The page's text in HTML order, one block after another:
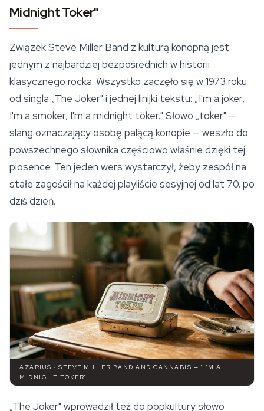
Midnight Toker"
Związek Steve Miller Band z kulturą konopną jest
jednym z najbardziej bezpośrednich w historii
klasycznego rocka. Wszystko zaczęło się w 1973 roku
od singla „The Joker" i jednej linijki tekstu: „I'm a joker,
I'm a smoker, I'm a midnight toker." Słowo „toker" —
slang oznaczający osobę palącą konopie — weszło do
powszechnego słownika częściowo właśnie dzięki tej
piosence. Ten jeden wers wystarczył, żeby zespół na
stałe zagościł na każdej playliście sesyjnej od lat 70. po
dziś dzień.
AZARIUS · STEVE MILLER BAND AND CANNABIS — "I'M A
MIDNIGHT TOKER"
„The Joker" wprowadził też do popkultury słowo